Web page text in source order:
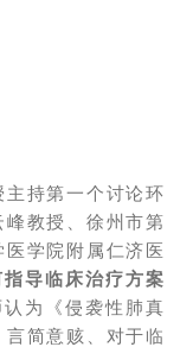
持第一个讨论环
教授、徐州市第
学院附属仁济医
导临床治疗方案
为
《侵袭性肺真
言简意赅、对于临